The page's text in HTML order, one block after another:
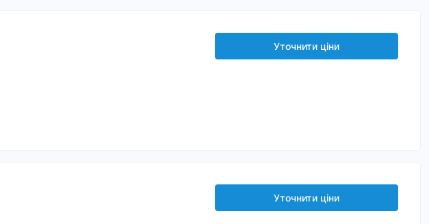
Уточнити ціни
Уточнити ціни